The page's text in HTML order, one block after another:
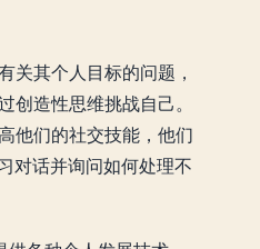
关其个人目标的问题，
创造性思维挑战自己。
他们的社交技能，他们
对话并询问如何处理不